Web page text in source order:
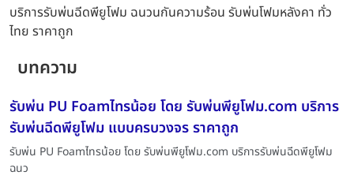
บริการรับพ่นฉีดพียูโฟม ฉนวนกันความร้อน รับพ่นโฟมหลังคา ทั่ว
ไทย ราคาถูก
บทความ
รับพ่น PU Foamไทรน้อย โดย รับพ่นพียูโฟม.com บริการ
รับพ่นฉีดพียูโฟม แบบครบวงจร ราคาถูก
รับพ่น PU Foamไทรน้อย โดย รับพ่นพียูโฟม.com บริการรับพ่นฉีดพียูโฟม
ฉนว